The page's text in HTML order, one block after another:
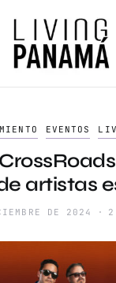
EVENTOS
artistas
DE 2024